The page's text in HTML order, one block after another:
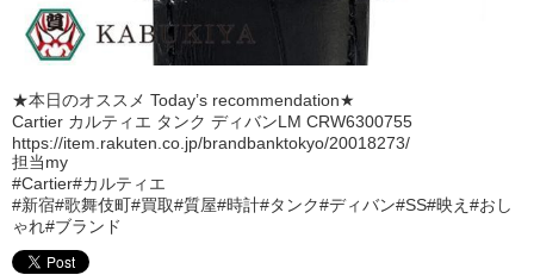
★本日のオススメ Today’s recommendation★
Cartier カルティエ タンク ディバンLM CRW6300755
https://item.rakuten.co.jp/brandbanktokyo/20018273/
担当my
#Cartier#カルティエ
#新宿#歌舞伎町#買取#質屋#時計#タンク#ディバン#SS#映え #おし
ゃれ#ブランド